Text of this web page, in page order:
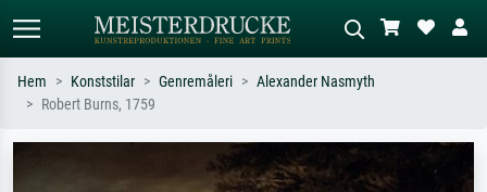
t.ex. Monet, Stjärnenatt,
Beskriv scenen – t.ex. grön äng,
abstrakt med mycket rött, mörk
Hem Konststilar Genremåleri
Alexander Nasmyth
Robert Burns, 1759